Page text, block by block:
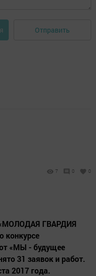
Отправить
7 0 0
ГВАРДИЯ
конкурсе
«МЫ - будущее
31 заявок и работ.
2017 года.